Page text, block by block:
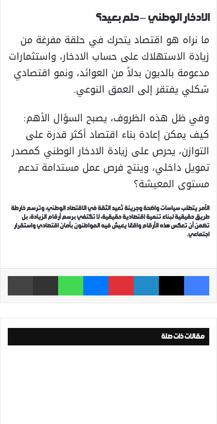
الادخار الوطني – حلم بعيد؟
ما نراه هو اقتصاد يتحرك في حلقة مفرغة من
زيادة الاستهلاك على حساب الادخار، واستثمارات
مدعومة بالديون بدلاً من العوائد، ونمو اقتصادي
شكلي يفتقر إلى العمق النوعي.
وفي ظل هذه الظروف، يصبح السؤال الأهم:
كيف يمكن إعادة بناء اقتصاد أكثر قدرة على
التوازن، يحرص على زيادة الادخار الوطني كمصدر
تمويل داخلي، وينتج فرص عمل مستدامة تدعم
مستوى المعيشة؟
الأمر يتطلب سياسات واضحة وجريئة تُعيد الثقة في الاقتصاد الوطني، وترسم خارطة
طريق حقيقية لبناء تنمية اقتصادية حقيقية، لا تكتفي برسم أرقام الزيادة، بل
تضمن أن تعكس هذه الأرقام واقعًا يعيش فيه المواطنون بأمان اقتصادي واستقرار
اجتماعي.
فيسبوك ‫X لينكدإن بينتيريست ماسنجر واتساب مشاركة عبر البريد
مقالات ذات صلة